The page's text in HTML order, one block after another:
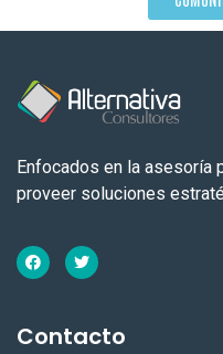
Enfocados en la asesoría
proveer soluciones
Contacto